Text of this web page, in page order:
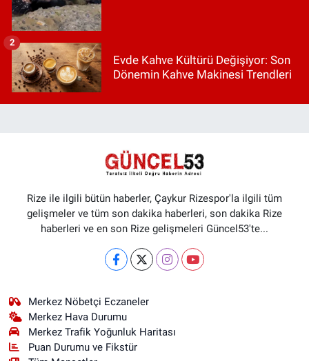
Evde Kahve Kültürü Değişiyor: Son
Dönemin Kahve Makinesi Trendleri
2
Rize ile ilgili bütün haberler, Çaykur Rizespor'la ilgili tüm
gelişmeler ve tüm son dakika haberleri, son dakika Rize
haberleri ve en son Rize gelişmeleri Güncel53'te...
Merkez Nöbetçi Eczaneler
Merkez Hava Durumu
Merkez Trafik Yoğunluk Haritası
Puan Durumu ve Fikstür